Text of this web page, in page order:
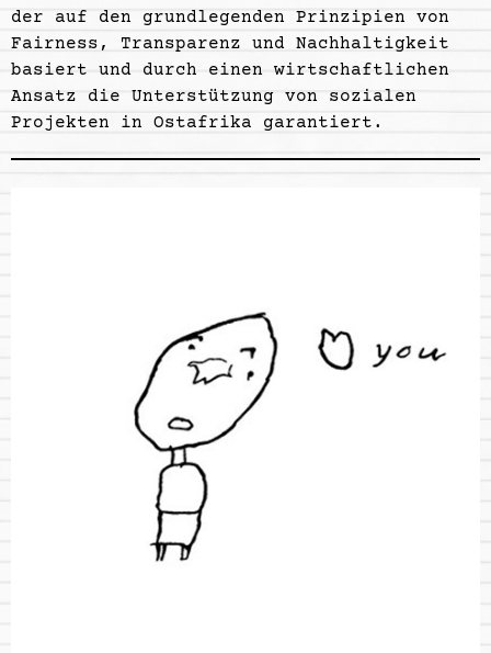
der auf den grundlegenden Prinzipien von
Fairness, Transparenz und Nachhaltigkeit
basiert und durch einen wirtschaftlichen
Ansatz die Unterstützung von sozialen
Projekten in Ostafrika garantiert.